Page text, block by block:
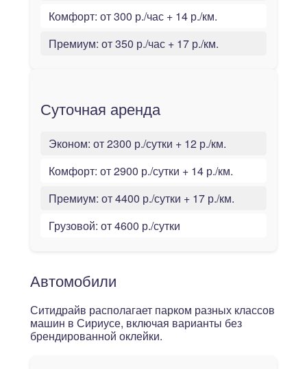
Комфорт: от 300 р./час + 14 р./км.
Премиум: от 350 р./час + 17 р./км.
Суточная аренда
Эконом: от 2300 р./сутки + 12 р./км.
Комфорт: от 2900 р./сутки + 14 р./км.
Премиум: от 4400 р./сутки + 17 р./км.
Грузовой: от 4600 р./сутки
Автомобили
Ситидрайв располагает парком разных классов
машин в Сириусе, включая варианты без
брендированной оклейки.